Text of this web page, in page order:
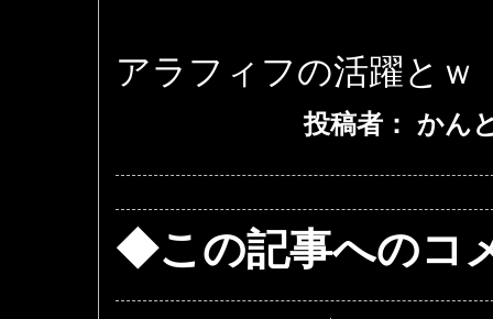
アラフィフの活躍とｗ
投稿者： かん
◆この記事へのコ